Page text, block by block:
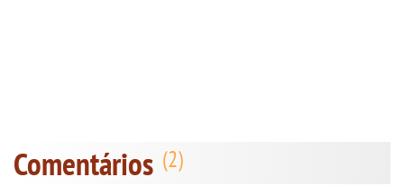
Comentários